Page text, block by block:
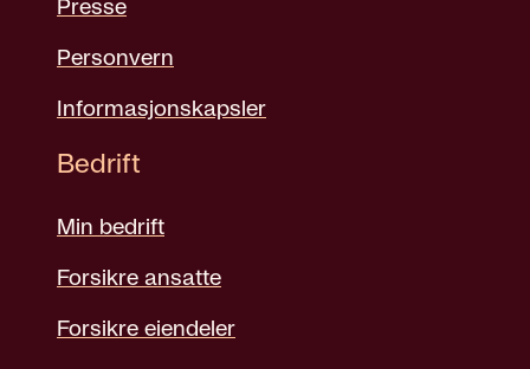
Presse
Personvern
Informasjonskapsler
Bedrift
Min bedrift
Forsikre ansatte
Forsikre eiendeler